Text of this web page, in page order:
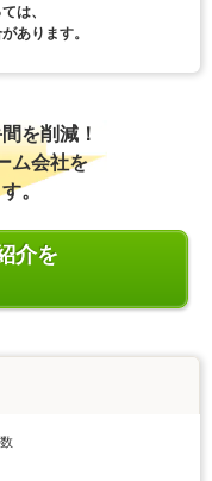
は、
あります。
を削減！
ム会社を
。
介を